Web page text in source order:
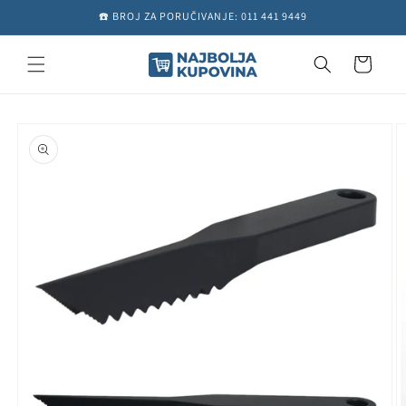
sadržaj
☎️ BROJ ZA PORUČIVANJE: 011 441 9449
Košarica
proizvodu